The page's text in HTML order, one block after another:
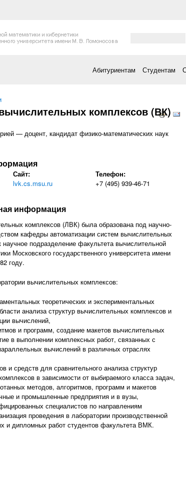
Абитуриентам Студентам
комплексов (ВК)
— доцент, кандидат физико-математических наук
Сайт:
lvk.cs.msu.ru
Телефон:
+7 (495) 939-46-71
информация
комплексов (ЛВК) была образована под научно-
кафедры автоматизации систем вычислительных
подразделение факультета вычислительной
Московского государственного университета имени
году.
вычислительных комплексов:
теоретических и экспериментальных
анализа структур вычислительных комплексов и
вычислений,
и программ, создание макетов вычислительных
в выполнении комплексных работ, связанных с
вычислений в различных отраслях
и средств для сравнительного анализа структур
в зависимости от выбираемого класса задач,
методов, алгоритмов, программ и макетов
и промышленные предприятия и в вузы,
специалистов по направлениям
проведения в лаборатории производственной
и дипломных работ студентов факультета ВМК.